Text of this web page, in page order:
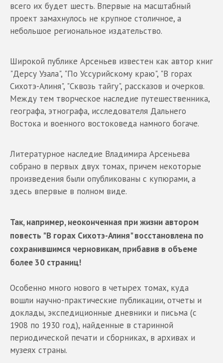
всего их будет шесть. Впервые на масштабный
проект замахнулось не крупное столичное, а
небольшое региональное издательство.
Широкой публике Арсеньев известен как автор книг
"Дерсу Узала", "По Уссурийскому краю", "В горах
Сихотэ-Алиня", "Сквозь тайгу", рассказов и очерков.
Между тем творческое наследие путешественника,
географа, этнографа, исследователя Дальнего
Востока и военного востоковеда намного богаче.
Литературное наследие Владимира Арсеньева
собрано в первых двух томах, причем некоторые
произведения были опубликованы с купюрами, а
здесь впервые в полном виде.
Так, например, неоконченная при жизни автором
повесть "В горах Сихотэ-Алиня" восстановлена по
сохранившимся черновикам, прибавив в объеме
более 30 страниц!
Особенно много нового в четырех томах, куда
вошли научно-практические публикации, отчеты и
доклады, экспедиционные дневники и письма (с
1908 по 1930 год), найденные в старинной
периодической печати и сборниках, в архивах и
музеях страны.